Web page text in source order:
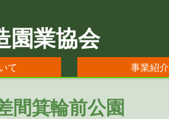
園業協会
て 事業紹介
間箕輪前公園